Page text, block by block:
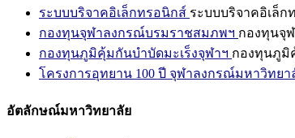
ระบบบริจาคอิเล็กทรอนิกส์ ระบบบริจาคอิเล็ก
กองทุนจุฬาลงกรณ์บรมราชสมภพฯ กองทุนจุ
กองทุนภูมิคุ้มกันบำบัดมะเร็งจุฬาฯ กองทุนภูมิ
โครงการอุทยาน 100 ปี จุฬาลงกรณ์มหาวิทยา
อัตลักษณ์มหาวิทยาลัย